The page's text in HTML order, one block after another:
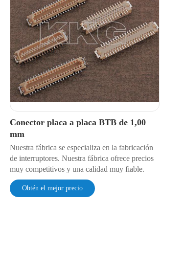
Conector placa a placa BTB de 1,00
mm
Nuestra fábrica se especializa en la fabricación
de interruptores. Nuestra fábrica ofrece precios
muy competitivos y una calidad muy fiable.
Obtén el mejor precio